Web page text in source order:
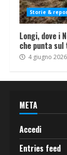
Storie &
Longi, dove i
che punta
4 giugno 2026
META
Accedi
Entries feed